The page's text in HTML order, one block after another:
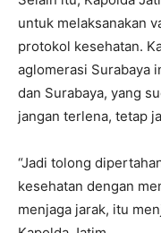
untuk melaksanakan
protokol kesehatan.
aglomerasi Surabaya
dan Surabaya, yang
jangan terlena, tetap
“Jadi tolong
kesehatan dengan
menjaga jarak, itu